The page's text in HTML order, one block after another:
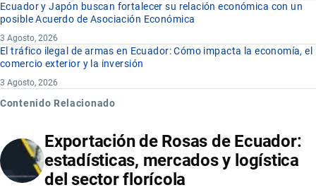
Ecuador y Japón buscan fortalecer su relación económica con un
posible Acuerdo de Asociación Económica
3 Agosto, 2026
El tráfico ilegal de armas en Ecuador: Cómo impacta la economía, el
comercio exterior y la inversión
3 Agosto, 2026
Contenido Relacionado
Exportación de Rosas de Ecuador:
estadísticas, mercados y logística
del sector florícola